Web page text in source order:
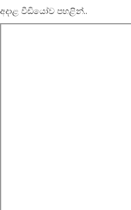
අදාළ වීඩියෝව පහළින්..